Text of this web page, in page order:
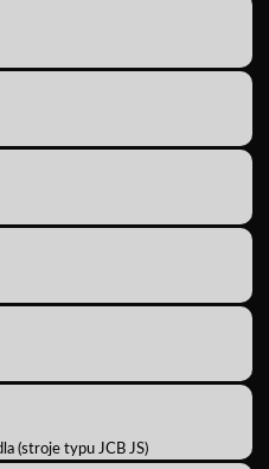
(stroje typu JCB JS)